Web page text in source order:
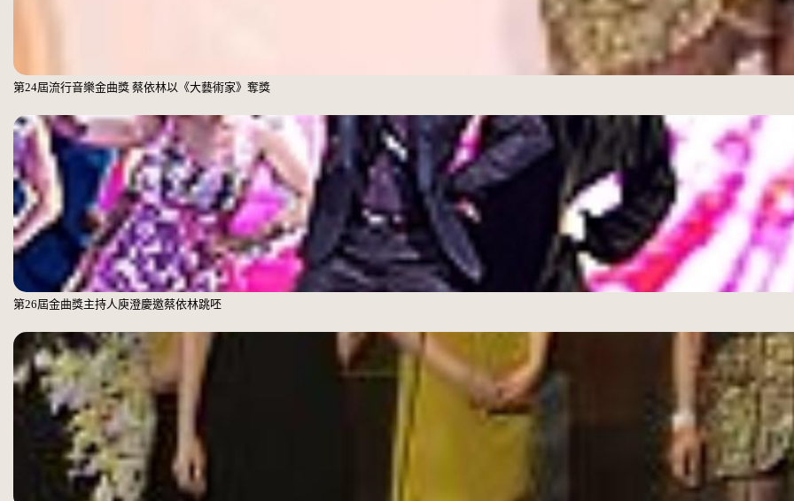
第24屆流行音樂金曲獎 蔡依林以《大藝術家》奪獎
第26屆金曲獎主持人庾澄慶邀蔡依林跳呸